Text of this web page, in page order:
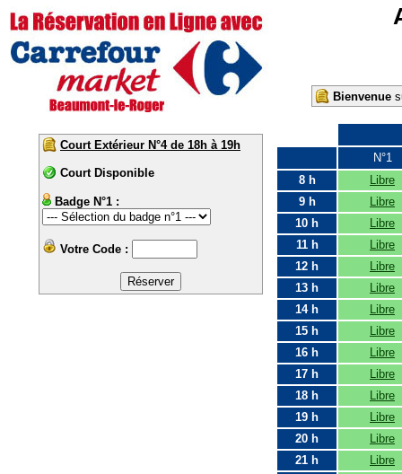
Bienvenue
Court Extérieur N°4 de 18h à 19h
Court Disponible
Badge N°1 :
Votre Code :
N°1
8 h
Libre
9 h
Libre
10 h
Libre
11 h
Libre
12 h
Libre
13 h
Libre
14 h
Libre
15 h
Libre
16 h
Libre
17 h
Libre
18 h
Libre
19 h
Libre
20 h
Libre
21 h
Libre